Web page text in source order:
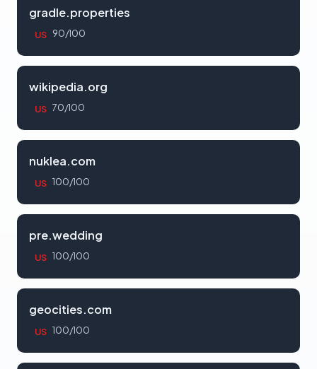
gradle.properties
US 90/100
wikipedia.org
US 70/100
nuklea.com
US 100/100
pre.wedding
US 100/100
geocities.com
US 100/100